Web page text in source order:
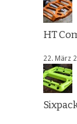
HT
22. März